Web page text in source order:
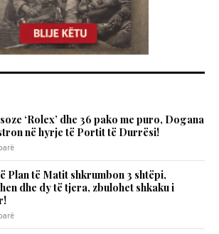
‘Rolex’ dhe 36 pako me puro, Dogana
në hyrje të Portit të Durrësi!
Plan të Matit shkrumbon 3 shtëpi,
dhe dy të tjera, zbulohet shkaku i